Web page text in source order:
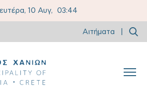
10 Αυγ, 03:44
Αιτήματα